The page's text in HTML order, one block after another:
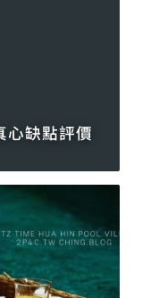
心缺點評價